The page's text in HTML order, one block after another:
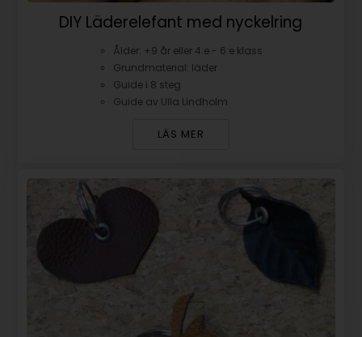
DIY Läderelefant med nyckelring
Ålder: +9 år eller 4:e - 6:e klass
Grundmaterial: läder
Guide i 8 steg
Guide av Ulla Lindholm
LÄS MER